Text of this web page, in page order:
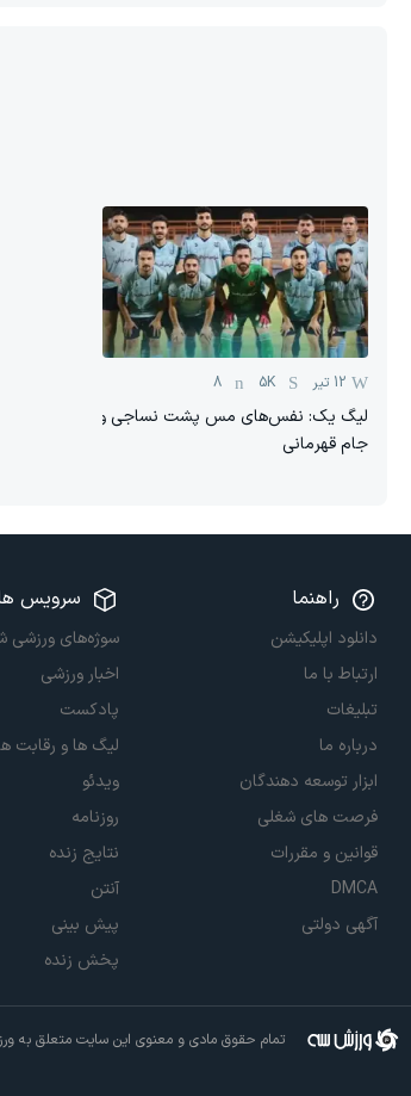
12 تیر 5K
8
لیگ یک: نفس‎های مس پشت نساجی و
جام قهرمانی
راهنما
دانلود اپلیکیشن
ارتباط با ما
تبلیغات
درباره ما
ابزار توسعه دهندگان
فرصت های شغلی
قوانین و مقررات
DMCA
آگهی دولتی
سرویس
سوژه‌های ورزشی
اخبار ورزشی
پادکست
لیگ ها و رقابت
ویدئو
روزنامه
نتایج زنده
آنتن
پیش بینی
پخش زنده
تمام حقوق مادی و معنوی این سایت متعلق به